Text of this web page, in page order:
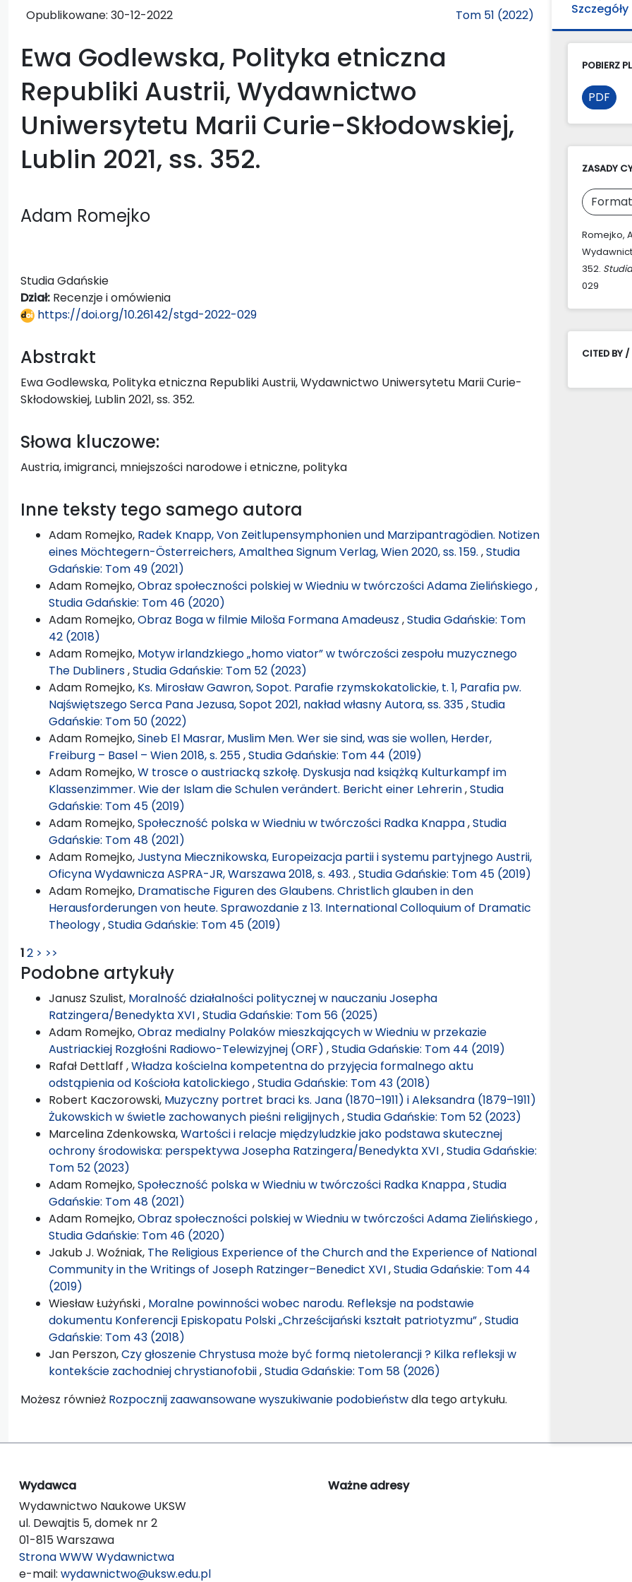
Opublikowane: 30-12-2022 Tom 51 (2022)
Ewa Godlewska, Polityka etniczna
Republiki Austrii, Wydawnictwo
Uniwersytetu Marii Curie-Skłodowskiej,
Lublin 2021, ss. 352.
Adam Romejko
Studia Gdańskie
Dział: Recenzje i omówienia
https://doi.org/10.26142/stgd-2022-029
Abstrakt
Ewa Godlewska, Polityka etniczna Republiki Austrii, Wydawnictwo Uniwersytetu Marii Curie-
Skłodowskiej, Lublin 2021, ss. 352.
Słowa kluczowe:
Austria, imigranci, mniejszości narodowe i etniczne, polityka
Inne teksty tego samego autora
Adam Romejko, Radek Knapp, Von Zeitlupensymphonien und Marzipantragödien. Notizen
eines Möchtegern-Österreichers, Amalthea Signum Verlag, Wien 2020, ss. 159. ,Studia
Gdańskie: Tom 49 (2021)
Adam Romejko,Obraz społeczności polskiej w Wiedniu w twórczości Adama Zielińskiego,
Studia Gdańskie: Tom 46 (2020)
Adam Romejko,Obraz Boga w filmie Miloša Formana Amadeusz ,Studia Gdańskie: Tom
42 (2018)
Adam Romejko, Motyw irlandzkiego „homo viator” w twórczości zespołu muzycznego
The Dubliners,Studia Gdańskie: Tom 52 (2023)
Adam Romejko, Ks. Mirosław Gawron, Sopot. Parafie rzymskokatolickie, t. 1, Parafia pw.
Najświętszego Serca Pana Jezusa, Sopot 2021, nakład własny Autora, ss. 335,Studia
Gdańskie: Tom 50 (2022)
Adam Romejko,Sineb El Masrar, Muslim Men. Wer sie sind, was sie wollen, Herder,
Freiburg – Basel – Wien 2018, s. 255,Studia Gdańskie: Tom 44 (2019)
Adam Romejko,W trosce o austriacką szkołę. Dyskusja nad książką Kulturkampf im
Klassenzimmer. Wie der Islam die Schulen verändert. Bericht einer Lehrerin,Studia
Gdańskie: Tom 45 (2019)
Adam Romejko,Społeczność polska w Wiedniu w twórczości Radka Knappa,Studia
Gdańskie: Tom 48 (2021)
Adam Romejko,Justyna Miecznikowska, Europeizacja partii i systemu partyjnego Austrii,
Oficyna Wydawnicza ASPRA-JR, Warszawa 2018, s. 493. ,Studia Gdańskie: Tom 45 (2019)
Adam Romejko, Dramatische Figuren des Glaubens. Christlich glauben in den
Herausforderungen von heute. Sprawozdanie z 13. International Colloquium of Dramatic
Theology,Studia Gdańskie: Tom 45 (2019)
12 > >>
Podobne artykuły
Janusz Szulist, Moralność działalności politycznej w nauczaniu Josepha
Ratzingera/Benedykta XVI,Studia Gdańskie: Tom 56 (2025)
Adam Romejko,Obraz medialny Polaków mieszkających w Wiedniu w przekazie
Austriackiej Rozgłośni Radiowo-Telewizyjnej (ORF) ,Studia Gdańskie: Tom 44 (2019)
Rafał Dettlaff ,Władza kościelna kompetentna do przyjęcia formalnego aktu
odstąpienia od Kościoła katolickiego,Studia Gdańskie: Tom 43 (2018)
Robert Kaczorowski, Muzyczny portret braci ks. Jana (1870–1911) i Aleksandra (1879–1911)
Żukowskich w świetle zachowanych pieśni religijnych,Studia Gdańskie: Tom 52 (2023)
Marcelina Zdenkowska,Wartości i relacje międzyludzkie jako podstawa skutecznej
ochrony środowiska: perspektywa Josepha Ratzingera/Benedykta XVI,Studia Gdańskie:
Tom 52 (2023)
Adam Romejko,Społeczność polska w Wiedniu w twórczości Radka Knappa,Studia
Gdańskie: Tom 48 (2021)
Adam Romejko,Obraz społeczności polskiej w Wiedniu w twórczości Adama Zielińskiego,
Studia Gdańskie: Tom 46 (2020)
Jakub J. Woźniak, The Religious Experience of the Church and the Experience of National
Community in the Writings of Joseph Ratzinger–Benedict XVI,Studia Gdańskie: Tom 44
(2019)
Wiesław Łużyński , Moralne powinności wobec narodu. Refleksje na podstawie
dokumentu Konferencji Episkopatu Polski „Chrześcijański kształt patriotyzmu”,Studia
Gdańskie: Tom 43 (2018)
Jan Perszon,Czy głoszenie Chrystusa może być formą nietolerancji ? Kilka refleksji w
kontekście zachodniej chrystianofobii,Studia Gdańskie: Tom 58 (2026)
Możesz również Rozpocznij zaawansowane wyszukiwanie podobieństwdla tego artykułu.
Szczegóły
POBIERZ
PDF
ZASADY
Romejko,
352.
029
CITED BY /
Wydawca
Wydawnictwo Naukowe UKSW
ul. Dewajtis 5, domek nr 2
01-815 Warszawa
Strona WWW Wydawnictwa
e-mail: wydawnictwo@uksw.edu.pl
Ważne adresy